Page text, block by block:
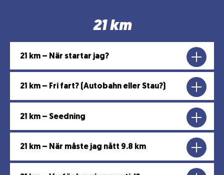
21 km
21 km – När startar jag?
21 km – Fri fart? (Autobahn eller Stau?)
21 km – Seedning
21 km – När måste jag nått 9.8 km